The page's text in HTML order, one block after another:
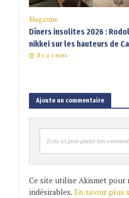
Magazine
Dîners insolites 2026 :
nikkei sur les hauteurs de
Il y a 1 mois
Ajoute un commentaire
Ecris ici pour poster ton
Ce site utilise Akismet pour
indésirables. En savoir plus